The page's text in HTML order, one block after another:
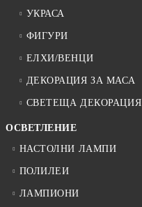
УКРАСА
ФИГУРИ
ЕЛХИ/ВЕНЦИ
ДЕКОРАЦИЯ ЗА МАСА
СВЕТЕЩА ДЕКОРАЦИЯ
ОСВЕТЛЕНИЕ
НАСТОЛНИ ЛАМПИ
ПОЛИЛЕИ
ЛАМПИОНИ